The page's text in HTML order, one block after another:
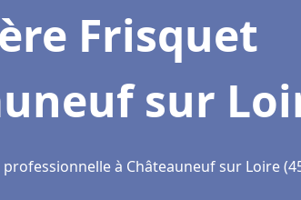
Frisquet
sur
à Châteauneuf sur Loire